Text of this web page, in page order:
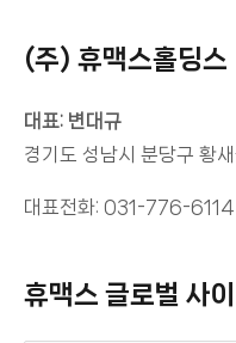
(주) 휴맥스홀딩스
대표: 변대규
경기도 성남시 분당구 황
대표전화: 031-776-6114
휴맥스 글로벌 사